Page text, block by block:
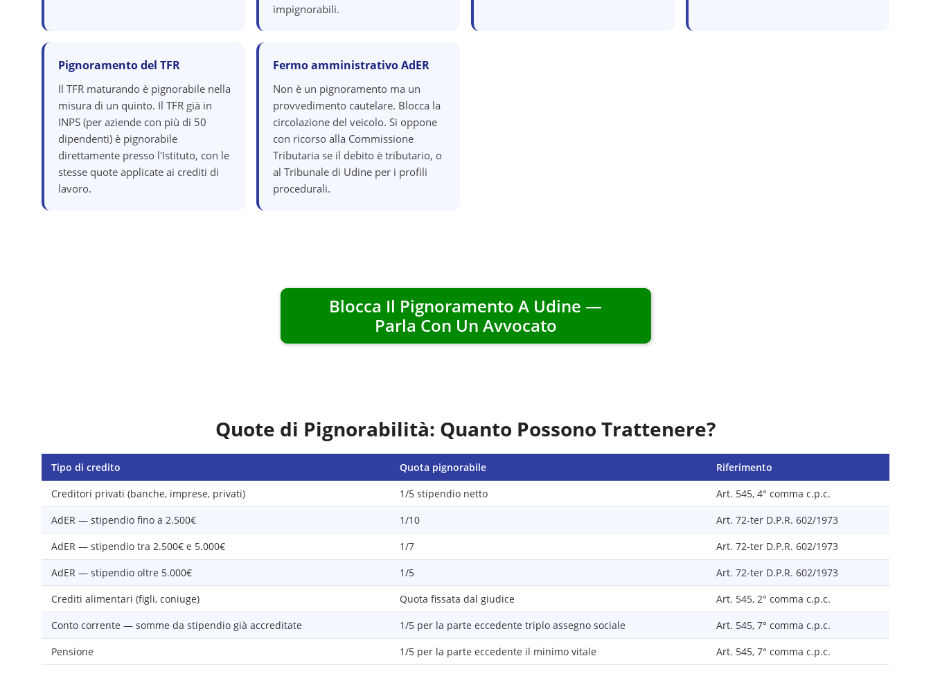
impignorabili.
Pignoramento del TFR
Il TFR maturando è pignorabile nella
misura di un quinto. Il TFR già in
INPS (per aziende con più di 50
dipendenti) è pignorabile
direttamente presso l'Istituto, con le
stesse quote applicate ai crediti di
lavoro.
Fermo amministrativo AdER
Non è un pignoramento ma un
provvedimento cautelare. Blocca la
circolazione del veicolo. Si oppone
con ricorso alla Commissione
Tributaria se il debito è tributario, o
al Tribunale di Udine per i profili
procedurali.
Blocca Il Pignoramento A Udine —
Parla Con Un Avvocato
Quote di Pignorabilità: Quanto Possono Trattenere?
Tipo di credito Quota pignorabile
Riferimento
Creditori privati (banche, imprese, privati)
1/5 stipendio netto
Art. 545, 4° comma c.p.c.
AdER — stipendio fino a 2.500€
1/10
Art. 72-ter D.P.R. 602/1973
AdER — stipendio tra 2.500€ e 5.000€
1/7
Art. 72-ter D.P.R. 602/1973
AdER — stipendio oltre 5.000€
1/5
Art. 72-ter D.P.R. 602/1973
Crediti alimentari (figli, coniuge)
Quota fissata dal giudice
Art. 545, 2° comma c.p.c.
Conto corrente — somme da stipendio già accreditate
1/5 per la parte eccedente triplo assegno sociale
Art. 545, 7° comma c.p.c.
Pensione
1/5 per la parte eccedente il minimo vitale Art. 545, 7° comma c.p.c.